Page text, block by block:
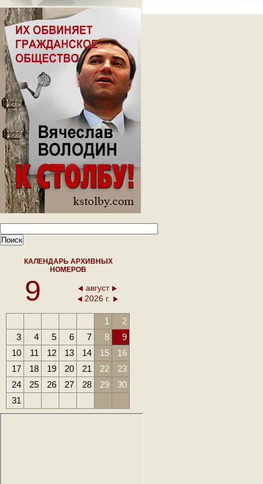
КАЛЕНДАРЬ АРХИВНЫХ
НОМЕРОВ
9
август
2026 г.
1
2
3
4 5 6 7 8
9
10
11 12 13 14 15
16
17
18 19 20 21 22
23
24
25 26 27 28 29
30
31